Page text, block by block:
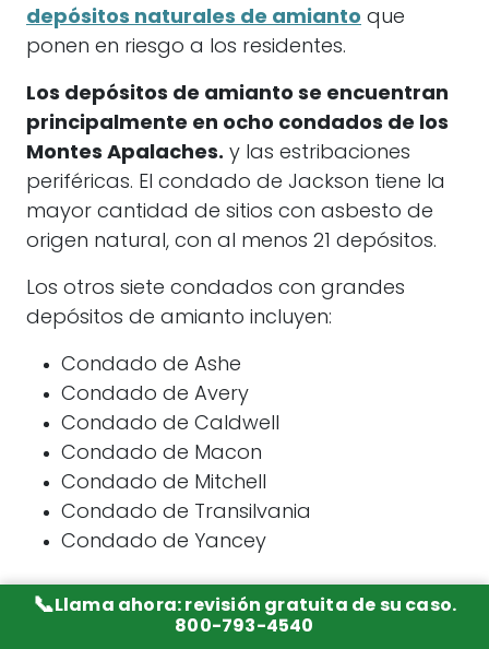
depósitos naturales de amianto que
ponen en riesgo a los residentes.
Los depósitos de amianto se encuentran
principalmente en ocho condados de los
Montes Apalaches. y las estribaciones
periféricas. El condado de Jackson tiene la
mayor cantidad de sitios con asbesto de
origen natural, con al menos 21 depósitos.
Los otros siete condados con grandes
depósitos de amianto incluyen:
Condado de Ashe
Condado de Avery
Condado de Caldwell
Condado de Macon
Condado de Mitchell
Condado de Transilvania
Condado de Yancey
Amianto en el
procesamiento de
📞 Llama ahora: revisión gratuita de su caso.
800-793-4540